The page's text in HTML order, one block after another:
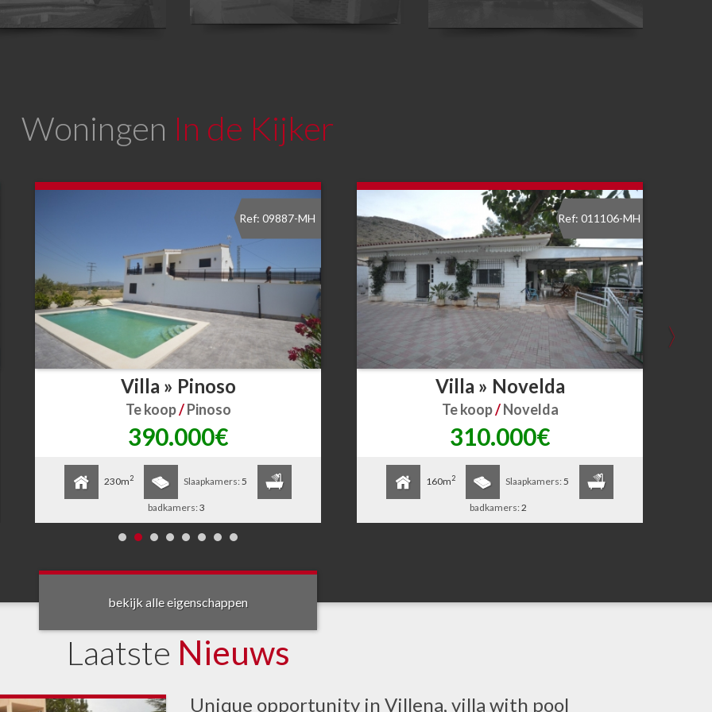
Woningen In de Kijker
Ref: 09887-MH
Villa » Pinoso
Te koop/Pinoso
390.000€
230m2 Slaapkamers: 5
badkamers:3
Ref: 011106-MH
Villa » Novelda
Te koop/Novelda
310.000€
160m2 Slaapkamers: 5
badkamers:2
bekijk alle eigenschappen
Laatste Nieuws
Unique opportunity in Villena, villa with pool